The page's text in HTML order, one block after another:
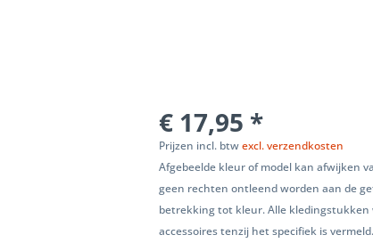
€ 17,95 *
Prijzen incl. btwexcl. verzendkosten
Afgebeelde kleur of model kan afwijken
geen rechten ontleend worden aan de
betrekking tot kleur. Alle kledingstukken
accessoires tenzij het specifiek is vermeld.